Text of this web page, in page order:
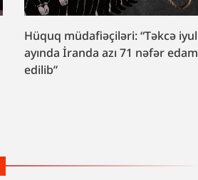
Hüquq müdafiəçiləri: “Təkcə iyul
ayında İranda azı 71 nəfər edam
edilib”